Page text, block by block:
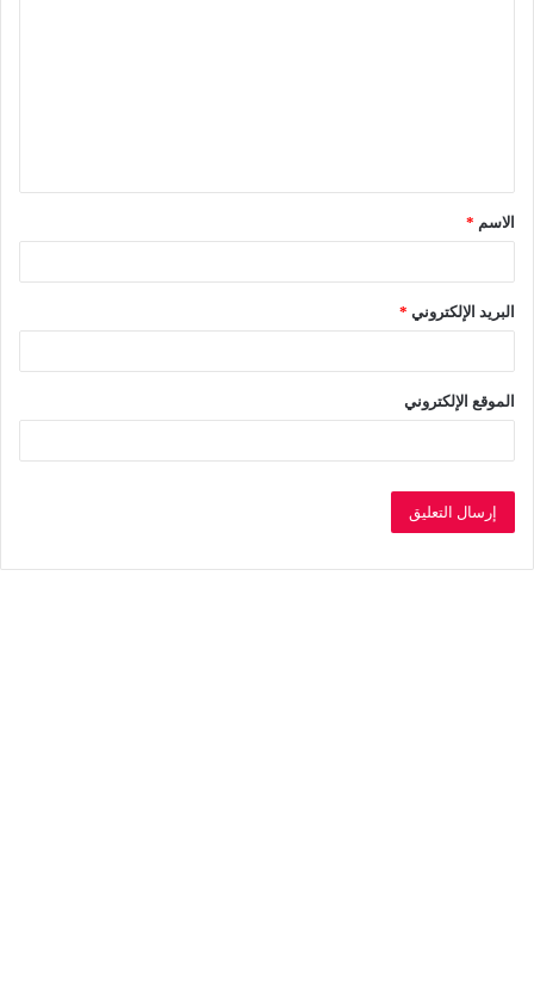
ق
*الاسم *
البريد الإلكتروني *
الموقع الإلكتروني